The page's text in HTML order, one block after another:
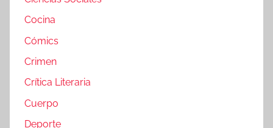
Cocina
Cómics
Crimen
Crítica Literaria
Cuerpo
Deporte